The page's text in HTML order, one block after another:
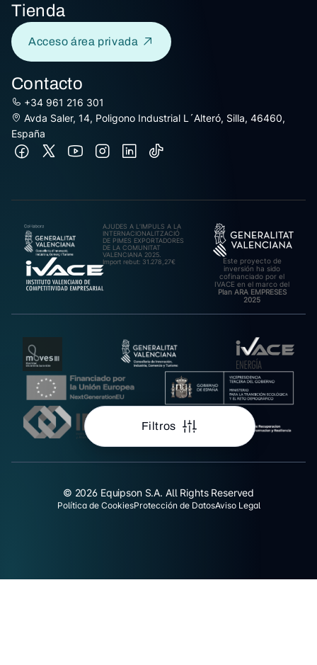
Filtros
Tienda
Acceso área privada
Contacto
+34 961 216 301
Avda Saler, 14, Poligono Industrial L´Alteró, Silla, 46460,
España
AJUDES A L’IMPULS A LA
INTERNACIONALITZACIÓ
DE PIMES EXPORTADORES
DE LA COMUNITAT
VALENCIANA 2025.
Import rebut: 31.278,27€
Este proyecto de
inversión ha sido
cofinanciado por el
IVACE en el marco del
Plan ARA EMPRESES
2025
© 2026 Equipson S.A. All Rights Reserved
Política de CookiesProtección de DatosAviso Legal